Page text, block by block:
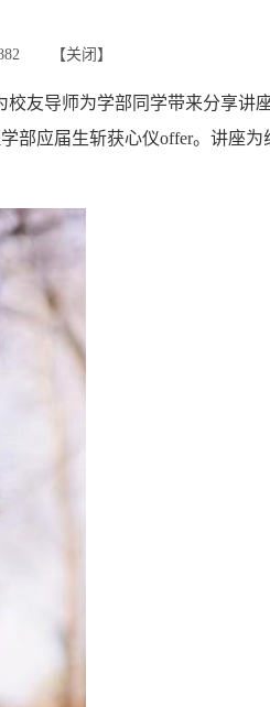
【关闭 】
友导师为学部同学带来分享讲
部应届生斩获心仪offer。讲座